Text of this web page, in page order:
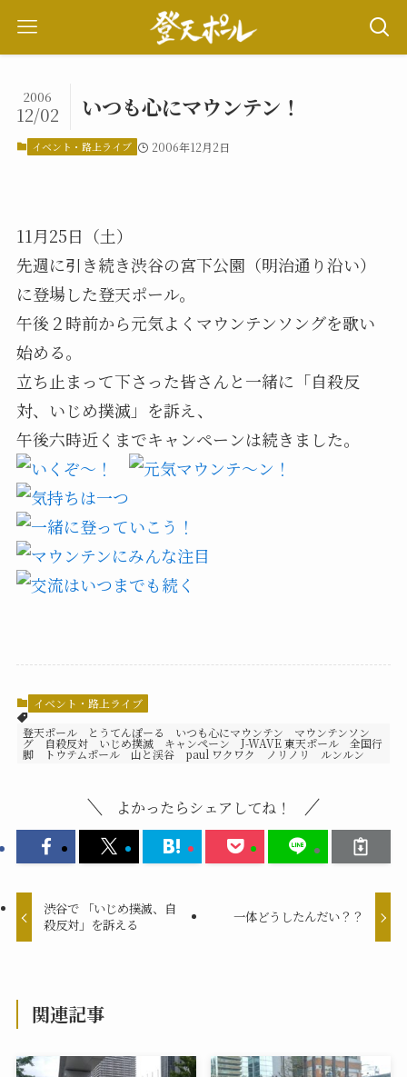
いつも心にマウンテン！
2006
12/02
イベント・路上ライブ 2006年12月2日
11月25日（土）
先週に引き続き渋谷の宮下公園（明治通り沿い）
に登場した登天ポール。
午後２時前から元気よくマウンテンソングを歌い
始める。
立ち止まって下さった皆さんと一緒に「自殺反
対、いじめ撲滅」を訴え、
午後六時近くまでキャンペーンは続きました。
イベント・路上ライブ
登天ポール とうてんぽーる いつも心にマウンテン マウンテンソン
グ 自殺反対 いじめ撲滅 キャンペーン J-WAVE 東天ポール 全国行
脚 トウテムポール 山と渓谷 paul ワクワク ノリノリ ルンルン
よかったらシェアしてね！
渋谷で 「いじめ撲滅、自
殺反対」を訴える
一体どうしたんだい？？
関連記事